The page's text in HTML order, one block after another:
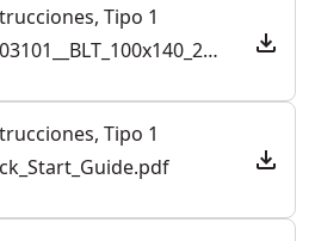
Tipo 1
DW03050_DW03101__BLT_100x140_220620.pdf
Tipo 1